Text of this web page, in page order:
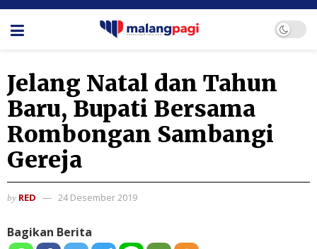
Jelang Natal dan Tahun
Baru, Bupati Bersama
Rombongan Sambangi
Gereja
by RED 24 Desember 2019
Bagikan Berita